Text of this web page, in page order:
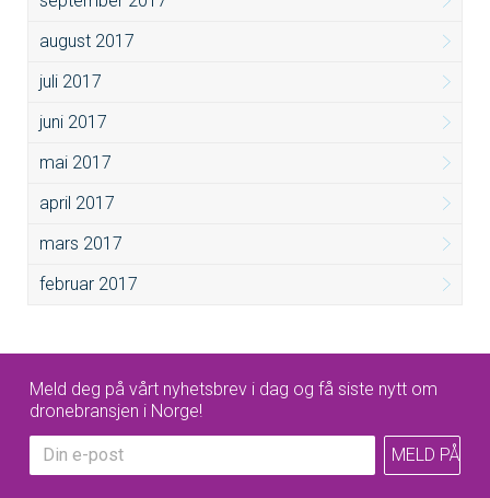
august 2017
juli 2017
juni 2017
mai 2017
april 2017
mars 2017
februar 2017
Meld deg på vårt nyhetsbrev i dag og få siste nytt om
dronebransjen i Norge!